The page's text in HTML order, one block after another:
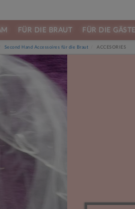
FÜR DIE BRAUT FÜR DIE GÄSTE
Second Hand Accessoires für die Braut ACCESORIES